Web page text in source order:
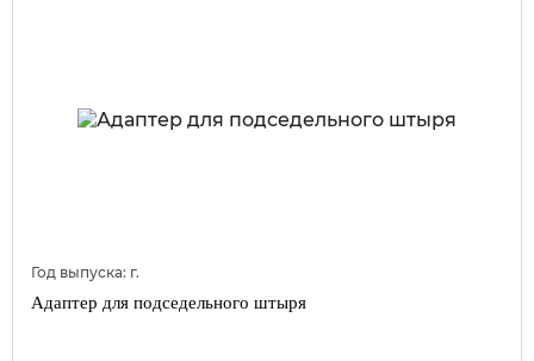
Год выпуска: г.
Адаптер для подседельного штыря